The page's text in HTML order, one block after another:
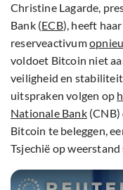
Christine Lagarde,
Bank (ECB), heeft
reserveactivum
voldoet Bitcoin niet
veiligheid en
uitspraken volgen op
Nationale Bank(CNB)
Bitcoin te beleggen,
Tsjechië op